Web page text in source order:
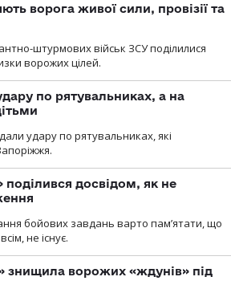
ворога живої сили, провізії та
штурмових військ ЗСУ поділилися
ворожих цілей.
по рятувальниках, а на
удару по рятувальниках, які
поділився досвідом, як не
бойових завдань варто пам’ятати, що
не існує.
знищила ворожих «ждунів» під